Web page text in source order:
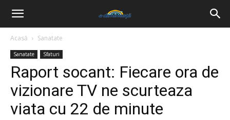
Acasă Sanatate
Sanatate Sfaturi
Raport socant: Fiecare ora de
vizionare TV ne scurteaza
viata cu 22 de minute